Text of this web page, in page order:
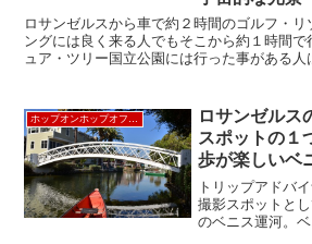
ロサンゼルスから車で約２時間のゴルフ・リ
ングには良く来る人でもそこから約１時間
ュア・ツリー国立公園には行った事がある
ホップオンホップオフLA
ロサンゼルス
スポットの１
歩が楽しいベニス
Canal
オンホップオ
留所》
トリップアドバ
撮影スポットと
のベニス運河。